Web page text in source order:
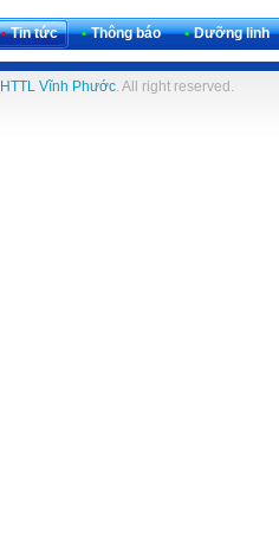
• Tin tức • Thông báo • Dưỡng linh
HTTL Vĩnh Phước. All right reserved.